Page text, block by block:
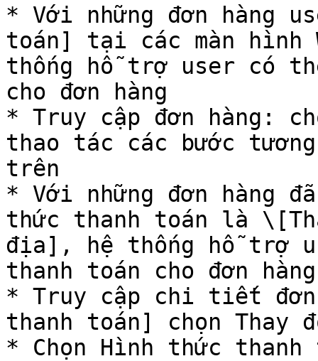
* Với những đơn hàng
toán] tại các màn hình
thống hỗ trợ user có
cho đơn hàng
* Truy cập đơn hàng:
thao tác các bước
trên
* Với những đơn hàng
thức thanh toán là
địa], hệ thống hỗ trợ
thanh toán cho đơn hàng
* Truy cập chi tiết đơn
thanh toán] chọn Thay
* Chọn Hình thức